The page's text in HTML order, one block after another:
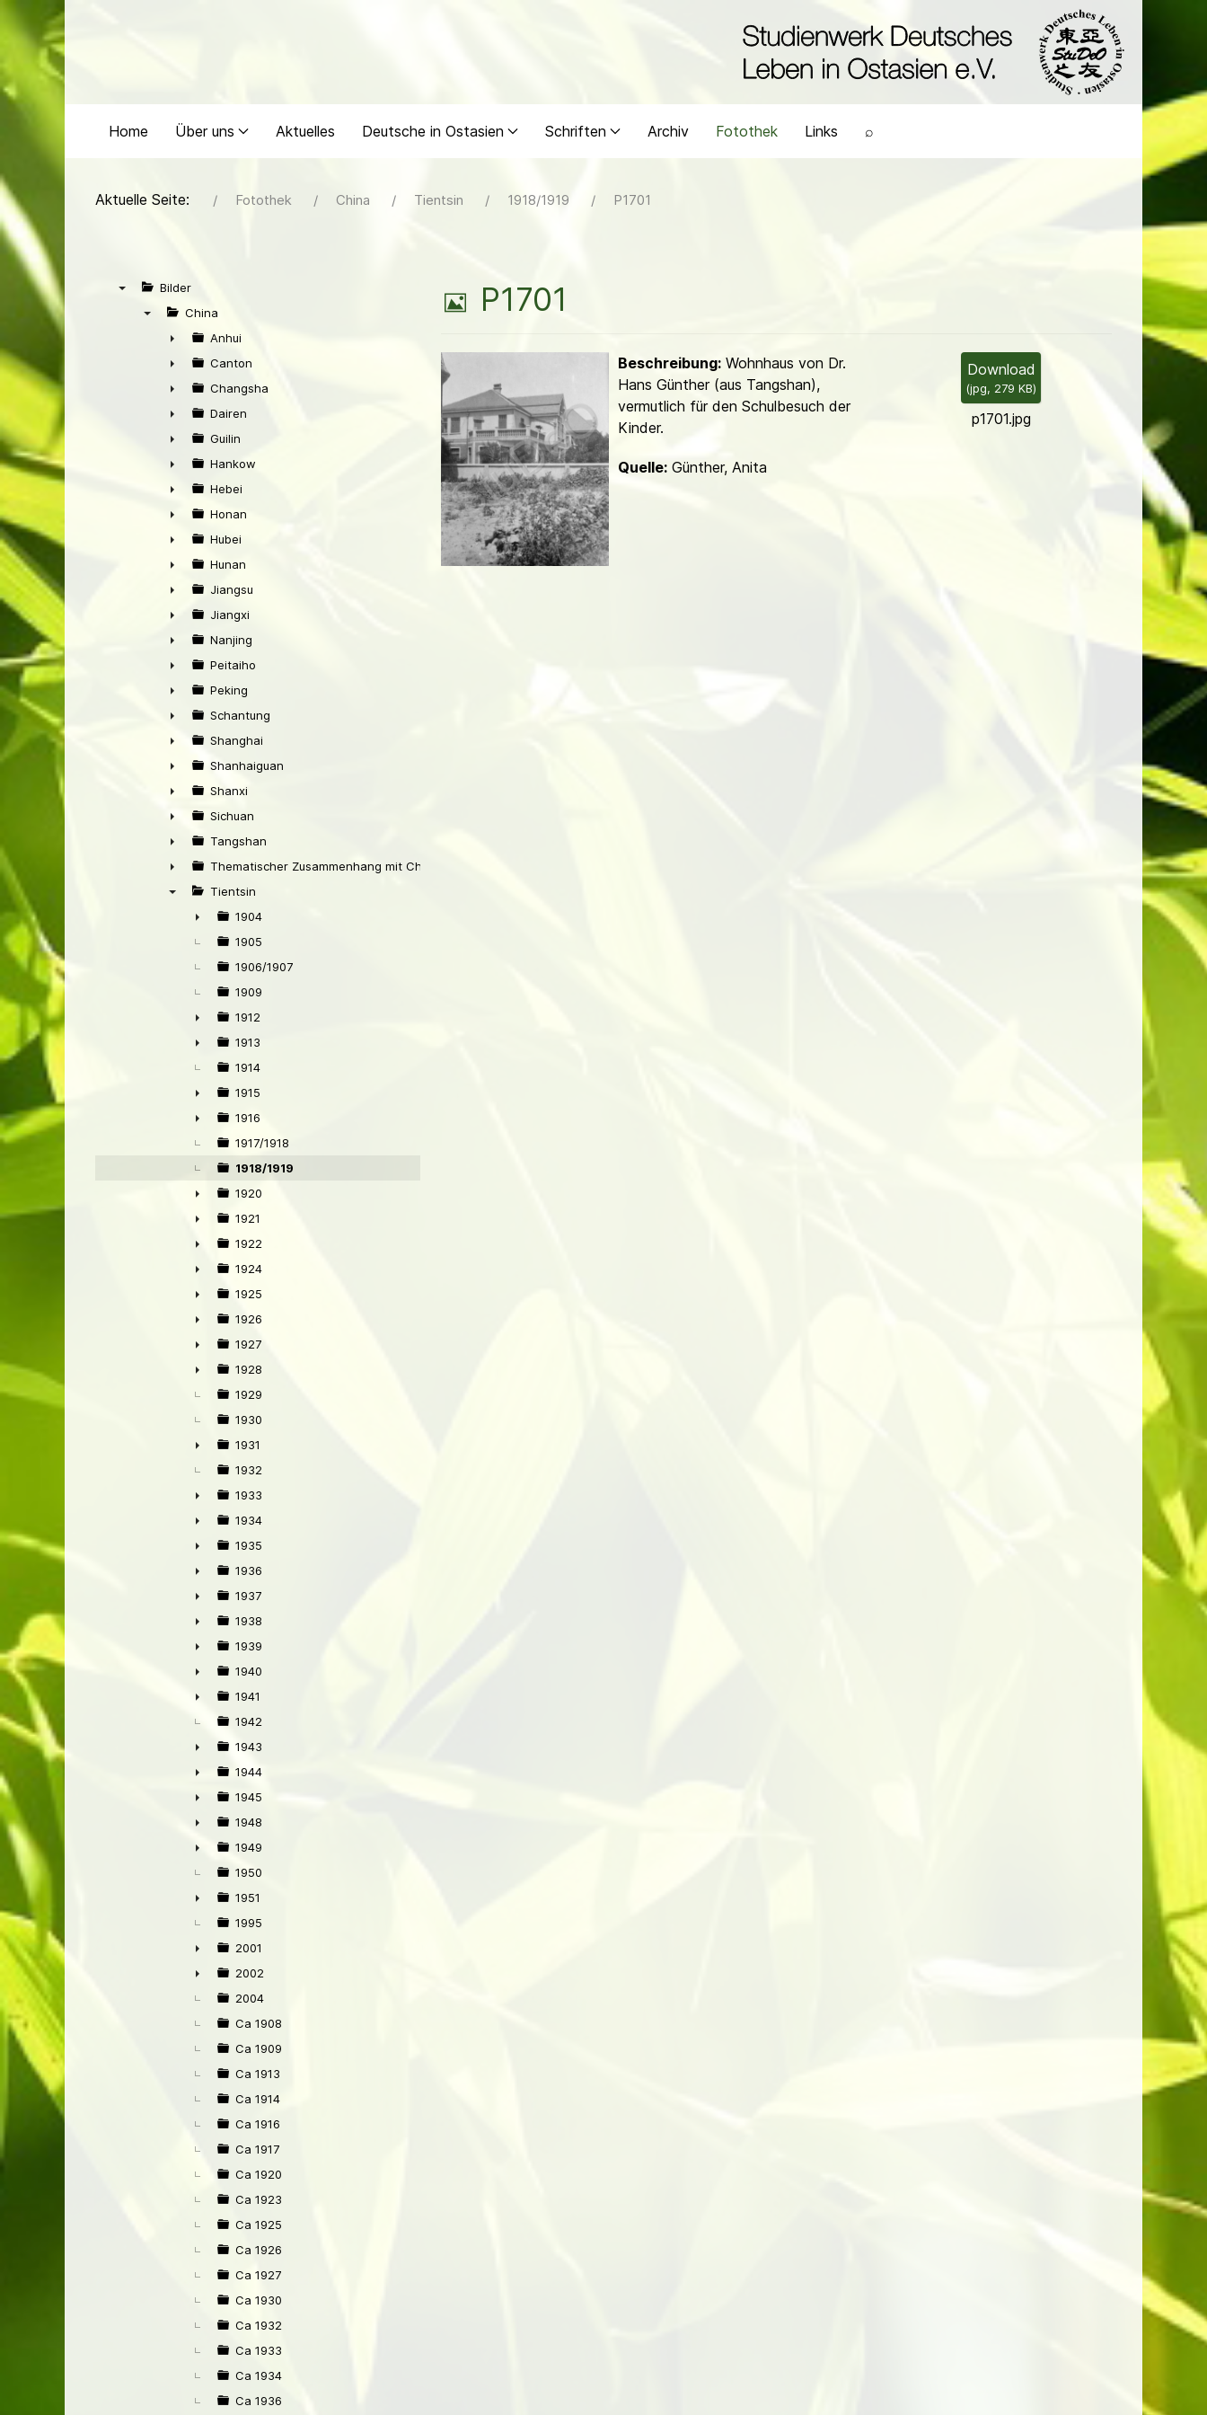
Home Über uns Aktuelles Deutsche in Ostasien Schriften Archiv Fotothek Links ⌕
Aktuelle Seite: Fotothek China Tientsin 1918/1919 P1701
Bilder
China
►
Anhui
►
Canton
►
Changsha
►
Dairen
►
Guilin
►
Hankow
►
Hebei
►
Honan
►
Hubei
►
Hunan
►
Jiangsu
►
Jiangxi
►
Nanjing
►
Peitaiho
►
Peking
►
Schantung
►
Shanghai
►
Shanhaiguan
►
Shanxi
►
Sichuan
►
Tangshan
►
Thematischer Zusammenhang mit China
Tientsin
►
1904
1905
1906/1907
1909
►
1912
►
1913
1914
►
1915
►
1916
1917/1918
1918/1919
►
1920
►
1921
►
1922
►
1924
►
1925
►
1926
►
1927
►
1928
1929
1930
►
1931
1932
►
1933
►
1934
►
1935
►
1936
►
1937
►
1938
►
1939
►
1940
►
1941
1942
►
1943
►
1944
►
1945
►
1948
►
1949
1950
►
1951
1995
►
2001
►
2002
2004
Ca 1908
Ca 1909
Ca 1913
Ca 1914
Ca 1916
Ca 1917
Ca 1920
Ca 1923
Ca 1925
Ca 1926
Ca 1927
Ca 1930
Ca 1932
Ca 1933
Ca 1934
Ca 1936
B
d
P1701
Download
(jpg, 279 KB)
p1701.jpg
Beschreibung:Wohnhaus von Dr.
Hans Günther (aus Tangshan),
vermutlich für den Schulbesuch der
Kinder.
Quelle:Günther, Anita